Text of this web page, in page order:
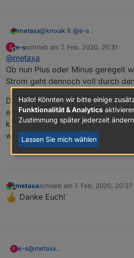
metaxa@kmxak & @e-s :
Warum benötige ich 10x so
bekomme, Respekt & Dank an
Verstehe ich es richtig, auch
herkömlichen Stripes neben
direkt anspeise läuft die volle
jeweiligen Controller, da die ja
ansprechen. Das ist also nur
verkabelungstechnische
mxa
E
Offline
e-sschrieb am 7. Feb. 2020, 20:31
zuletzt editiert von
@metaxa
Ob nun Plus oder Minus geregelt
Strom geht dennoch voll durch
Die ws2812 sind vom Aufbau her
einzelne led einen eigenen
kann dann einzeln rot grün und
werden
Offline
metaxaschrieb am 7. Feb. 2020, 20:37
zuletzt editiert von
Danke Euch!
E e-s@metaxa
Hallo! Könnten wir bitte einige
Funktionalität & Analytics
Zustimmung später jederzeit
Lassen Sie mich wählen